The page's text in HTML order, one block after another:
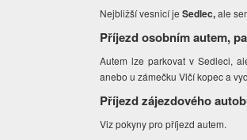
Nejbližší vesnicí jeSedlec,ale
Příjezd osobním autem,
Autem lze parkovat v Sedleci,
anebo u zámečku Vlčí kopec a
Příjezd zájezdového
Viz pokyny pro příjezd autem.